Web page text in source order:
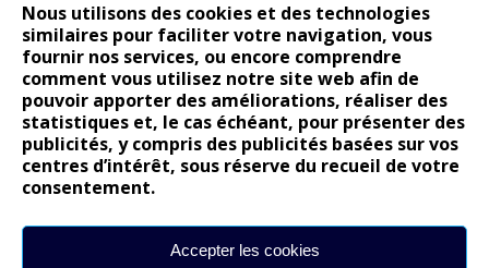
Nous utilisons des cookies et des technologies
similaires pour faciliter votre navigation, vous
fournir nos services, ou encore comprendre
comment vous utilisez notre site web afin de
pouvoir apporter des améliorations, réaliser des
statistiques et, le cas échéant, pour présenter des
publicités, y compris des publicités basées sur vos
centres d’intérêt, sous réserve du recueil de votre
consentement.
Accepter les cookies
Peugeot E-208 GTi : naissance d’une
légende
17 juin 2025
ARTICLES RÉCENTS